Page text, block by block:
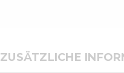
ZUSÄTZLICHE